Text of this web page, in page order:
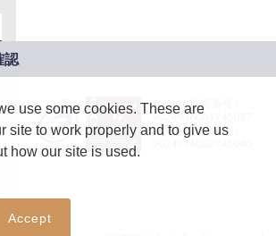
JASRAC許諾番号：
9024936001Y45037
JASRAC許諾番号：
use some cookies. These are
site to work properly and to give us
how our site is used.
Accept